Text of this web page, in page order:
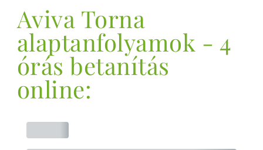
Aviva Torna
alaptanfolyamok - 4
órás betanítás
online: